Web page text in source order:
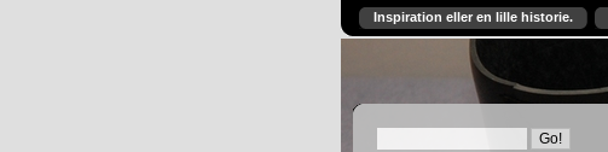
Inspiration eller en lille historie.